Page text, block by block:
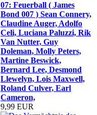
07: Feuerball ( James
Bond 007 ) Sean Connery,
Claudine Auger, Adolfo
Celi, Luciana Paluzzi, Rik
Van Nutter, Guy
Doleman, Molly Peters,
Martine Beswick,
Bernard Lee, Desmond
Llewelyn, Lois Maxwell,
Roland Culver, Earl
Cameron,
9,99 EUR